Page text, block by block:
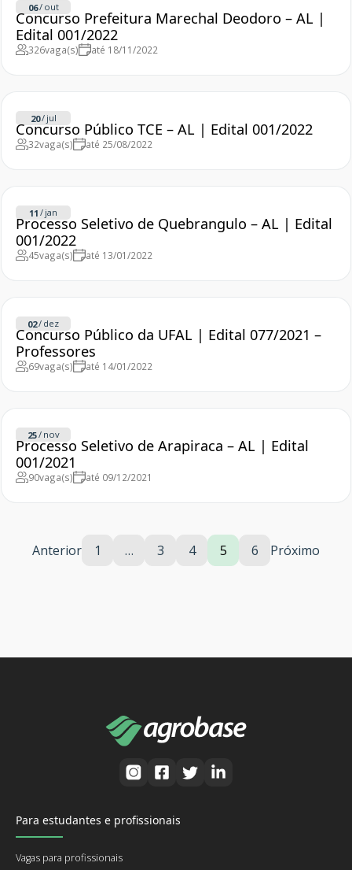
06/ out
Concurso Prefeitura Marechal Deodoro – AL |
Edital 001/2022
326vaga(s) até 18/11/2022
20/ jul
Concurso Público TCE – AL | Edital 001/2022
32vaga(s) até 25/08/2022
11 / jan
Processo Seletivo de Quebrangulo – AL | Edital
001/2022
45vaga(s) até 13/01/2022
02/ dez
Concurso Público da UFAL | Edital 077/2021 –
Professores
69vaga(s) até 14/01/2022
25/ nov
Processo Seletivo de Arapiraca – AL | Edital
001/2021
90vaga(s) até 09/12/2021
Anterior 1 … 3 4 5 6 Próximo
Para estudantes e profissionais
Vagas para profissionais